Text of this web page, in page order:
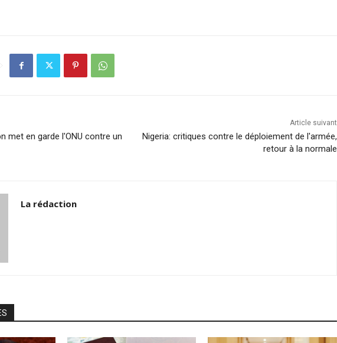
Li
n
er
met en garde l'ONU contre un
Article suivant
Nigeria: critiques contre le déploiement de l'armée,
retour à la normale
La rédaction